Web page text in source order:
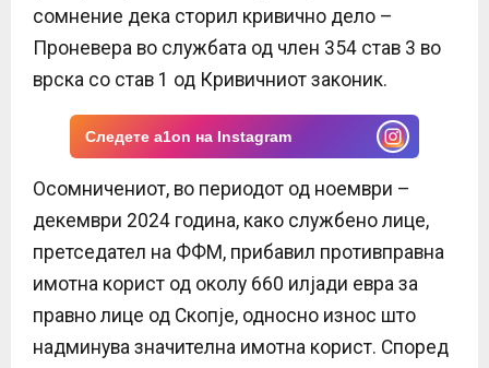
сомнение дека сторил кривично дело –
Проневера во службата од член 354 став 3 во
врска со став 1 од Кривичниот законик.
Следете a1on на Instagram
Осомничениот, во периодот од ноември –
декември 2024 година, како службено лице,
претседател на ФФМ, прибавил противправна
имотна корист од околу 660 илјади евра за
правно лице од Скопје, односно износ што
надминува значителна имотна корист. Според